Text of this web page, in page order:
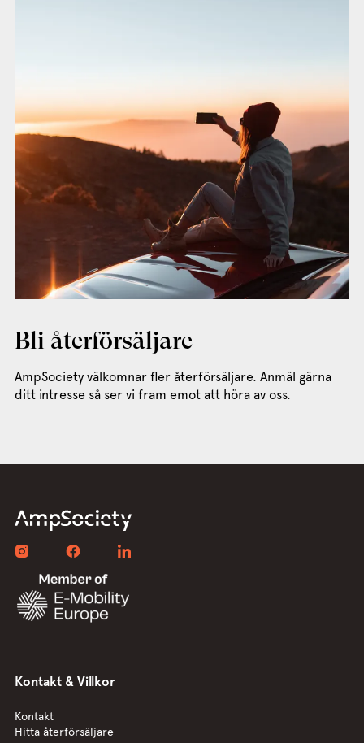
Bli återförsäljare
AmpSociety välkomnar fler återförsäljare. Anmäl gärna
ditt intresse så ser vi fram emot att höra av oss.
Kontakt & Villkor
Kontakt
Hitta återförsäljare